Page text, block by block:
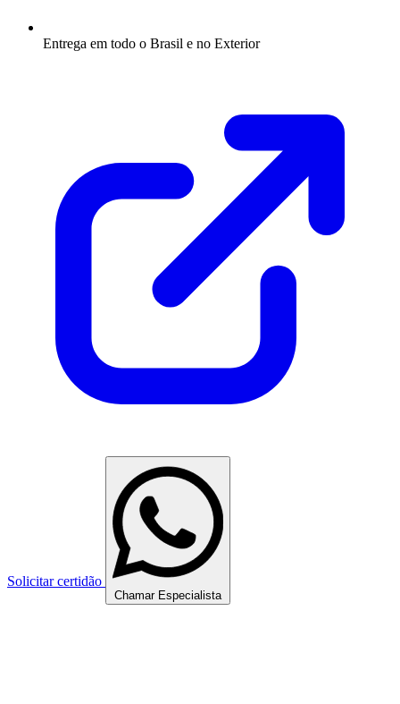
Entrega em todo o Brasil e no Exterior
Solicitar certidão
Chamar Especialista